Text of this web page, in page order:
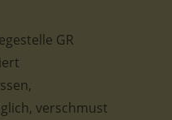
GR
verschmust